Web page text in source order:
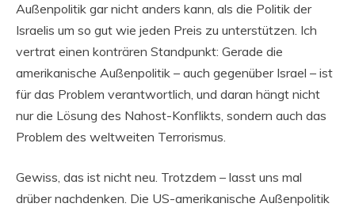
Außenpolitik gar nicht anders kann, als die Politik der
Israelis um so gut wie jeden Preis zu unterstützen. Ich
vertrat einen konträren Standpunkt: Gerade die
amerikanische Außenpolitik – auch gegenüber Israel – ist
für das Problem verantwortlich, und daran hängt nicht
nur die Lösung des Nahost-Konflikts, sondern auch das
Problem des weltweiten Terrorismus.
Gewiss, das ist nicht neu. Trotzdem – lasst uns mal
drüber nachdenken. Die US-amerikanische Außenpolitik